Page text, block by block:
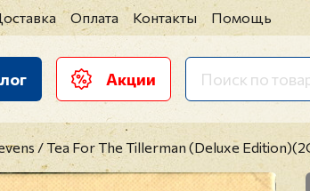
Оплата Контакты Помощь
Акции
/ Tea For The Tillerman (Deluxe